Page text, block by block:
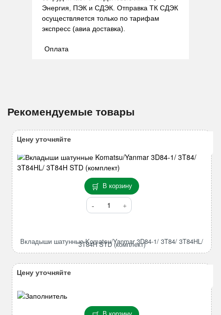
Энергия, ПЭК и СДЭК. Отправка ТК СДЭК
осуществляется только по тарифам
экспресс (авиа доставка).
Оплата
Рекомендуемые товары
В корзину
Количество
товара
Komatsu/Yanmar
3D84-
1/
STD
Вкладыши шатунные Komatsu/Yanmar 3D84-1/ 3T84/ 3T84HL/
3T84H STD (комплект)
Цену уточняйте
Цену уточняйте